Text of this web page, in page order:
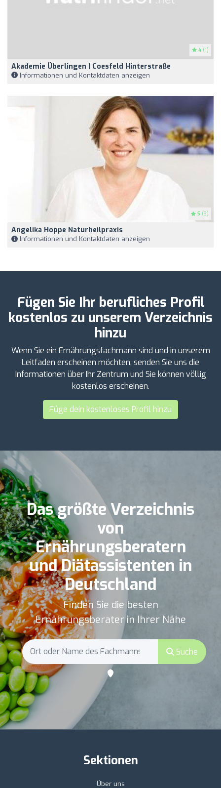
4 (1)
Akademie Überlingen | Coesfeld Hinterstraße
Informationen und Kontaktdaten anzeigen
5 (3)
Angelika Hoppe Naturheilpraxis
Informationen und Kontaktdaten anzeigen
Fügen Sie Ihr berufliches Profil
kostenlos zu unserem Verzeichnis
hinzu
Wenn Sie ein Ernährungsfachmann sind und in unserem
Leitfaden erscheinen möchten, senden Sie uns die
Informationen über Ihr Zentrum und Sie können völlig
kostenlos erscheinen.
Füge dein kostenloses Profil hinzu
Das größte Verzeichnis
von
Ernährungsberatern
und Diätassistenten in
Deutschland
Finden Sie die besten
Ernährungsberater in Ihrer Nähe
Suche
Sektionen
Über uns